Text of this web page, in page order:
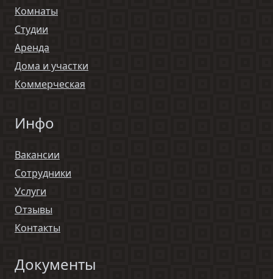
Комнаты
Студии
Аренда
Дома и участки
Коммерческая
Инфо
Вакансии
Сотрудники
Услуги
Отзывы
Контакты
Документы